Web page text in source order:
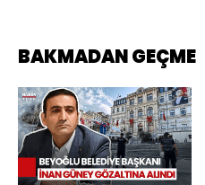
BAKMADAN GEÇME